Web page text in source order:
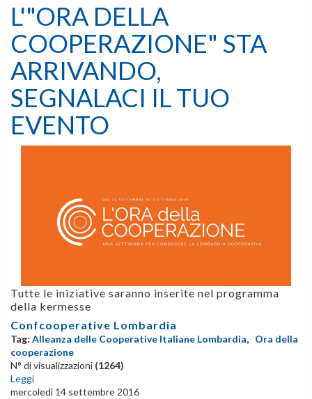
L'"ORA DELLA
COOPERAZIONE" STA
ARRIVANDO,
SEGNALACI IL TUO
EVENTO
Tutte le iniziative saranno inserite nel programma
della kermesse
Confcooperative Lombardia
Tag: Alleanza delle Cooperative Italiane Lombardia, Ora della
cooperazione
N° di visualizzazioni (1264)
Leggi
mercoledì 14 settembre 2016